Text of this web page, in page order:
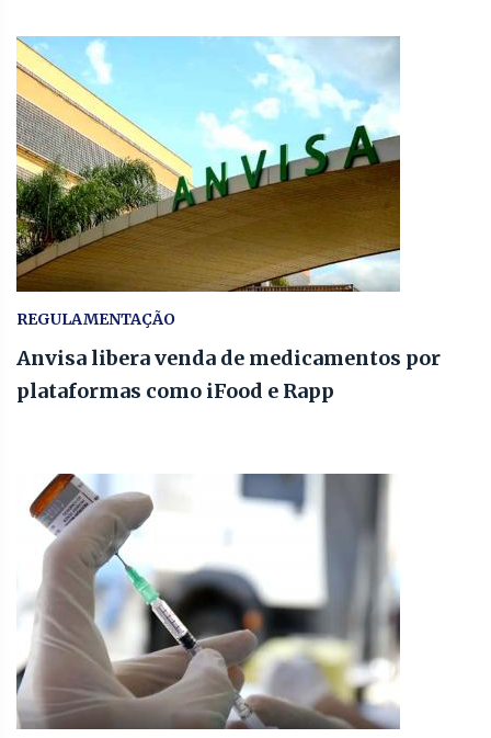
REGULAMENTAÇÃO
Anvisa libera venda de medicamentos por
plataformas como iFood e Rapp